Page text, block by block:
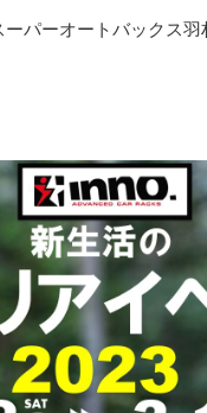
パーオートバックス羽